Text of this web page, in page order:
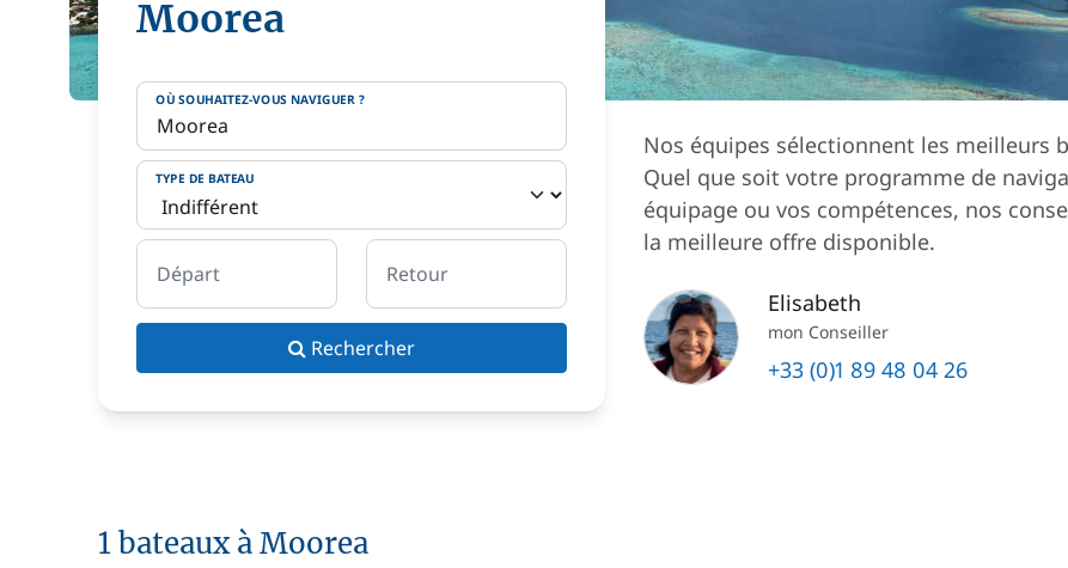
Moorea
OÙ SOUHAITEZ-VOUS NAVIGUER ?
TYPE DE BATEAU
Départ Retour
Rechercher
Nos équipes sélectionnent les meilleurs
Quel que soit votre programme de
équipage ou vos compétences, nos
la meilleure offre disponible.
Elisabeth
mon Conseiller
+33 (0)1 89 48 04 26
1 bateaux à Moorea